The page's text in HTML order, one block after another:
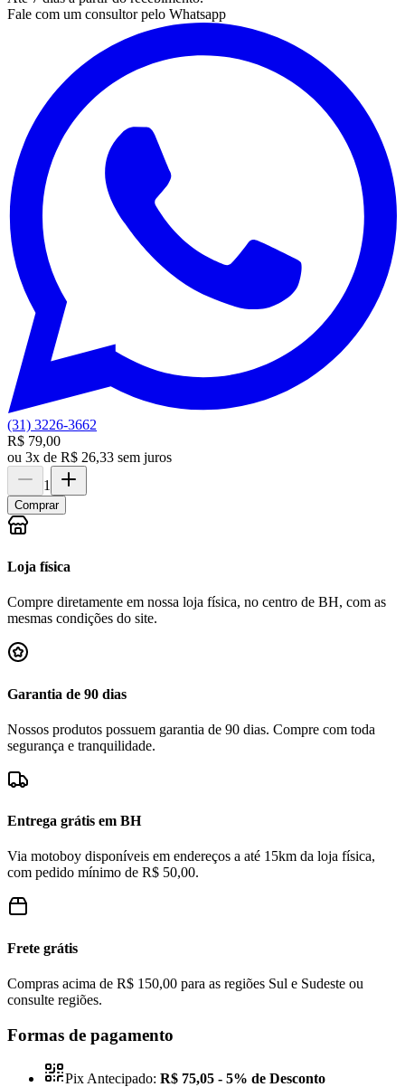
Fale com um consultor pelo Whatsapp
(31) 3226-3662
R$ 79,00
ou 3x de R$ 26,33 sem juros
1
Comprar
Loja física
Compre diretamente em nossa loja física, no centro de BH, com as
mesmas condições do site.
Garantia de 90 dias
Nossos produtos possuem garantia de 90 dias. Compre com toda
segurança e tranquilidade.
Entrega grátis em BH
Via motoboy disponíveis em endereços a até 15km da loja física,
com pedido mínimo de R$ 50,00.
Frete grátis
Compras acima de R$ 150,00 para as regiões Sul e Sudeste ou
consulte regiões.
Formas de pagamento
Pix Antecipado: R$ 75,05 - 5% de Desconto